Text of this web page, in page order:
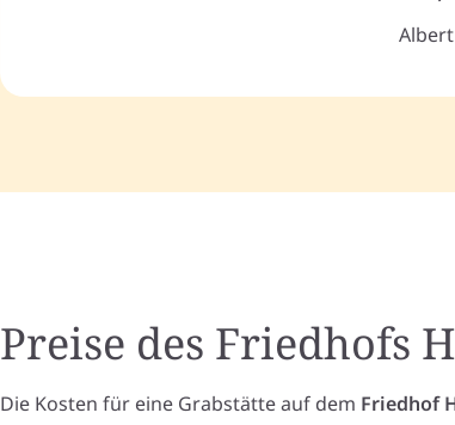
Preise des Friedhofs
Die Kosten für eine Grabstätte auf dem Friedhof